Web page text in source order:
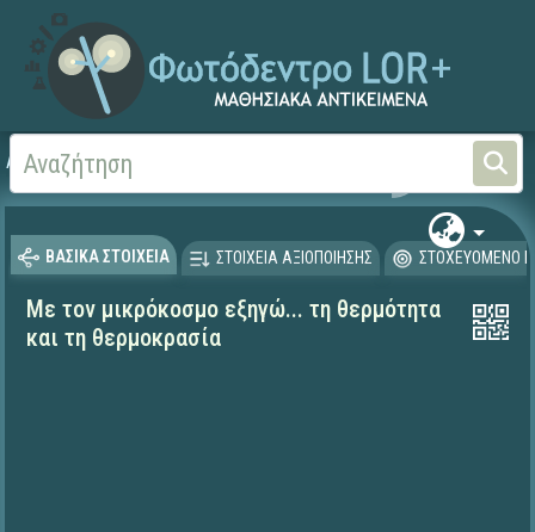
Αρχική
ΒΑΣΙΚΑ ΣΤΟΙΧΕΙΑ ΣΤΟΙΧΕΙΑ ΑΞΙΟΠΟΙΗΣΗΣ ΣΤΟΧΕΥΟΜΕΝΟ
Με τον μικρόκοσμο εξηγώ... τη θερμότητα
και τη θερμοκρασία